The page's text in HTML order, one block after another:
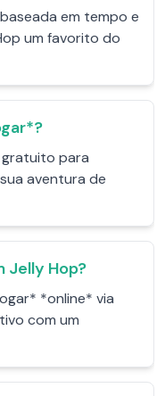
em tempo e
um favorito do
gratuito para
aventura de
Jelly Hop?
*online* via
com um